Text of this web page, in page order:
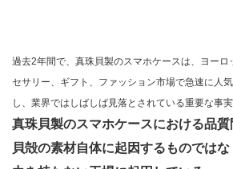
過去2年間で、真珠貝製のスマホケースは、ヨーロ
セサリー、ギフト、ファッション市場で急速に人
し、業界ではしばしば見落とされている重要な事実
真珠貝製のスマホケースにおける品質
貝殻の素材自体に起因するものでは